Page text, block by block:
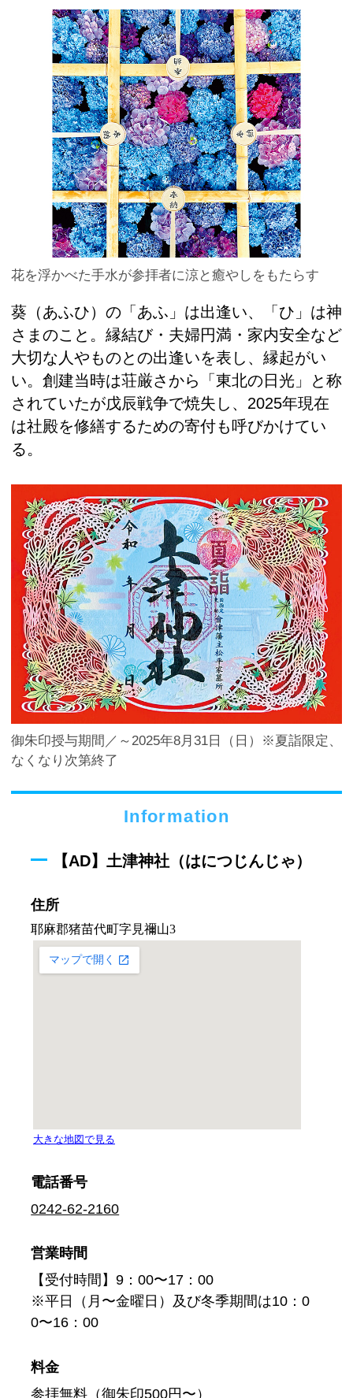
花を浮かべた手水が参拝者に涼と癒やしをもたらす
葵（あふひ）の「あふ」は出逢い、「ひ」は神
さまのこと。縁結び・夫婦円満・家内安全など
大切な人やものとの出逢いを表し、縁起がい
い。創建当時は荘厳さから「東北の日光」と称
されていたが戊辰戦争で焼失し、2025年現在
は社殿を修繕するための寄付も呼びかけてい
る。
御朱印授与期間／～2025年8月31日（日）※夏詣限定、
なくなり次第終了
Information
【AD】土津神社（はにつじんじゃ）
住所
電話番号
0242-62-2160
営業時間
【受付時間】9：00〜17：00
※平日（月〜金曜日）及び冬季期間は10：0
0〜16：00
料金
参拝無料（御朱印500円〜）